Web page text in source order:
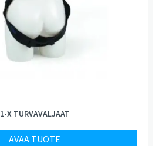
1-X TURVAVALJAAT
AVAA TUOTE